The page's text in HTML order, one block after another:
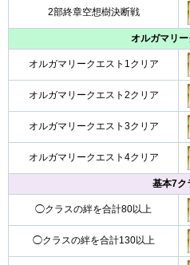
2部終章空想樹決断戦
オルガマリー
オルガマリークエスト1クリア
オルガマリークエスト2クリア
オルガマリークエスト3クリア
オルガマリークエスト4クリア
基本7ク
◯クラスの絆を合計80以上
◯クラスの絆を合計130以上